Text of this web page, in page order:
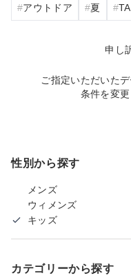
アウトドア 夏
申し
ご指定いただいた
条件を変更
性別から探す
メンズ
ウィメンズ
キッズ
カテゴリーから探す